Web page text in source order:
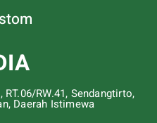
RW.41, Sendangtirto,
Daerah Istimewa